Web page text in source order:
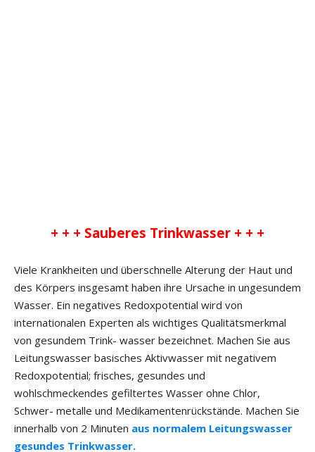
+ + + Sauberes Trinkwasser + + +
Viele Krankheiten und überschnelle Alterung der Haut und
des Körpers insgesamt haben ihre Ursache in ungesundem
Wasser. Ein negatives Redoxpotential wird von
internationalen Experten als wichtiges Qualitätsmerkmal
von gesundem Trink- wasser bezeichnet. Machen Sie aus
Leitungswasser basisches Aktivwasser mit negativem
Redoxpotential; frisches, gesundes und
wohlschmeckendes gefiltertes Wasser ohne Chlor,
Schwer- metalle und Medikamentenrückstände. Machen Sie
innerhalb von 2 Minuten aus normalem Leitungswasser
gesundes Trinkwasser.